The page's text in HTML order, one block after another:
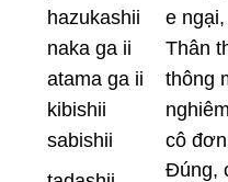
hazukashii
e
naka ga ii
Thân
atama ga ii
thông
kibishii
sabishii
cô
Đúng,